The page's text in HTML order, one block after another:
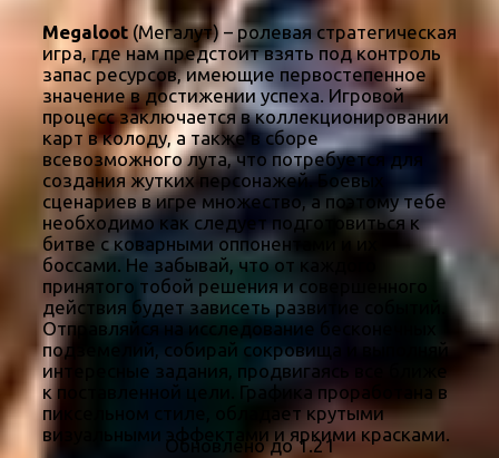
Megaloot (Мегалут) – ролевая стратегическая
игра, где нам предстоит взять под контроль
запас ресурсов, имеющие первостепенное
значение в достижении успеха. Игровой
процесс заключается в коллекционировании
карт в колоду, а также в сборе
всевозможного лута, что потребуется для
создания жутких персонажей. Боевых
сценариев в игре множество, а поэтому тебе
необходимо как следует подготовиться к
битве с коварными оппонентами и их
боссами. Не забывай, что от каждого
принятого тобой решения и совершенного
действия будет зависеть развитие событий.
Отправляйся на исследование бесконечных
подземелий, собирай сокровища и выполняй
интересные задания, продвигаясь все ближе
к поставленной цели. Графика проработана в
пиксельном стиле, обладает крутыми
визуальными эффектами и яркими красками.
Обновлено до 1.21